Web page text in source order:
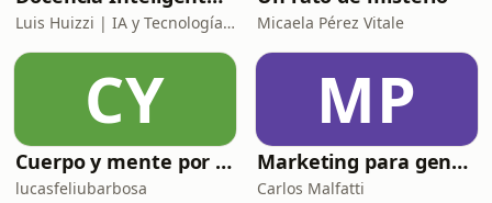
Luis Huizzi | IA y Tecnología Educativa Micaela Pérez Vitale
CY
Cuerpo y mente por el mundo
lucasfeliubarbosa
MP
Marketing para gente como uno
Carlos Malfatti